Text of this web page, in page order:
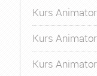
Kurs
Kurs
Kurs